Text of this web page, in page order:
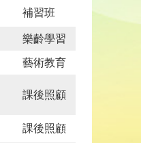
補習班
樂齡學習
藝術教育
課後照顧
課後照顧